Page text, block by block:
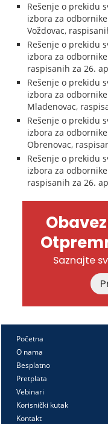
Rešenje o prekidu
izbora za
Voždovac,
Rešenje o prekidu
izbora za
raspisanih za 26.
Rešenje o prekidu
izbora za
Mladenovac,
Rešenje o prekidu
izbora za
Obrenovac,
Rešenje o prekidu
izbora za
raspisanih za 26.
Saznajte
Početna
O nama
Besplatno
Pretplata
Vebinari
Korisnički kutak
Kontakt